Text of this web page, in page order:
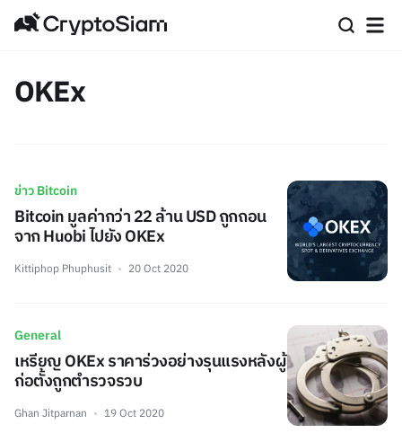
OKEx
ข่าว Bitcoin
Bitcoin มูลค่ากว่า 22 ล้าน USD ถูกถอน
จาก Huobi ไปยัง OKEx
Kittiphop Phuphusit 20 Oct 2020
General
เหรียญ OKEx ราคาร่วงอย่างรุนแรงหลังผู้
ก่อตั้งถูกตำรวจรวบ
Ghan Jitparnan 19 Oct 2020